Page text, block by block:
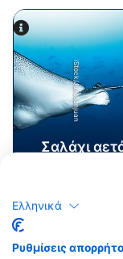
iStock/Juliosanjuan
Σαλάχι
Ελληνικά
Ρυθμίσεις